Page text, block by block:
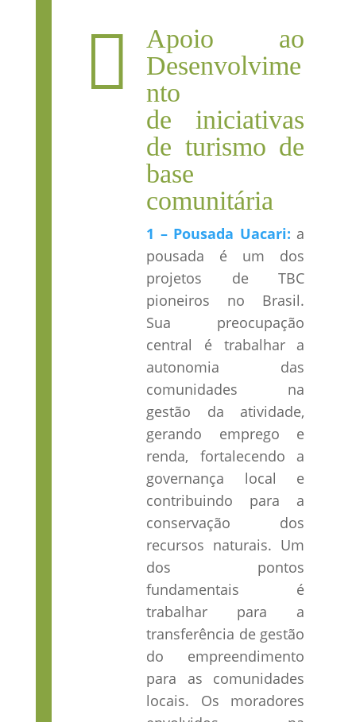

Apoio ao
Desenvolvime
nto
de iniciativas
de turismo de
base
comunitária
1 – Pousada Uacari: a
pousada é um dos
projetos de TBC
pioneiros no Brasil.
Sua preocupação
central é trabalhar a
autonomia das
comunidades na
gestão da atividade,
gerando emprego e
renda, fortalecendo a
governança local e
contribuindo para a
conservação dos
recursos naturais. Um
dos pontos
fundamentais é
trabalhar para a
transferência de gestão
do empreendimento
para as comunidades
locais. Os moradores